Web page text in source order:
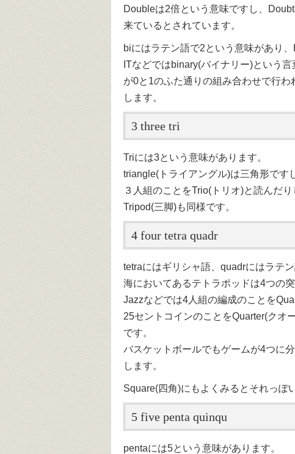
Doubleは2倍という意味ですし、
来ているとされています。
biにはラテン語で2という意味があり
ITなどではbinary(バイナリー)という
が0と1のふた通りの組み合わせで行
します。
3 three tri
Triには3という意味があります。
triangle(トライアングル)は三角形です
３人組のことをTrio(トリオ)と読んだり
Tripod(三脚)も同様です。
4 four tetra quadr
tetraにはギリシャ語、quadrにはラテ
海においてあるテトラポッドは4つの突
Jazzなどでは4人組の編成のことを
25セントコインのことをQuarter(クオ
です。
バスケットボールでもゲームが4つに
します。
Square(四角)にもよくみるとそれっぽ
5 five penta quinqu
pentaには5という意味があります。